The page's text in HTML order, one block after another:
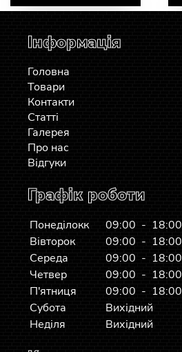
Інформація
Головна
Товари
Контакти
Статті
Галерея
Про нас
Відгуки
Графік роботи
Понеділокк
09:00 - 18:00
Вівторок
09:00 - 18:00
Середа
09:00 - 18:00
Четвер
09:00 - 18:00
П'ятниця
09:00 - 18:00
Субота
Вихідний
Неділя
Вихідний